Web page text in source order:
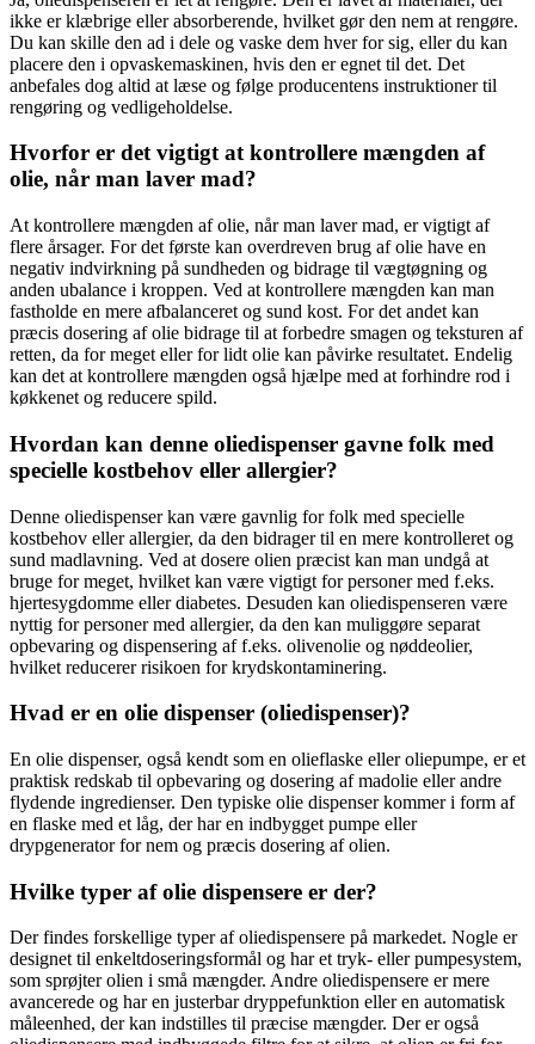
ikke er klæbrige eller absorberende, hvilket gør den nem at rengøre.
Du kan skille den ad i dele og vaske dem hver for sig, eller du kan
placere den i opvaskemaskinen, hvis den er egnet til det. Det
anbefales dog altid at læse og følge producentens instruktioner til
rengøring og vedligeholdelse.
Hvorfor er det vigtigt at kontrollere mængden af
olie, når man laver mad?
At kontrollere mængden af olie, når man laver mad, er vigtigt af
flere årsager. For det første kan overdreven brug af olie have en
negativ indvirkning på sundheden og bidrage til vægtøgning og
anden ubalance i kroppen. Ved at kontrollere mængden kan man
fastholde en mere afbalanceret og sund kost. For det andet kan
præcis dosering af olie bidrage til at forbedre smagen og teksturen af
retten, da for meget eller for lidt olie kan påvirke resultatet. Endelig
kan det at kontrollere mængden også hjælpe med at forhindre rod i
køkkenet og reducere spild.
Hvordan kan denne oliedispenser gavne folk med
specielle kostbehov eller allergier?
Denne oliedispenser kan være gavnlig for folk med specielle
kostbehov eller allergier, da den bidrager til en mere kontrolleret og
sund madlavning. Ved at dosere olien præcist kan man undgå at
bruge for meget, hvilket kan være vigtigt for personer med f.eks.
hjertesygdomme eller diabetes. Desuden kan oliedispenseren være
nyttig for personer med allergier, da den kan muliggøre separat
opbevaring og dispensering af f.eks. olivenolie og nøddeolier,
hvilket reducerer risikoen for krydskontaminering.
Hvad er en olie dispenser (oliedispenser)?
En olie dispenser, også kendt som en olieflaske eller oliepumpe, er et
praktisk redskab til opbevaring og dosering af madolie eller andre
flydende ingredienser. Den typiske olie dispenser kommer i form af
en flaske med et låg, der har en indbygget pumpe eller
drypgenerator for nem og præcis dosering af olien.
Hvilke typer af olie dispensere er der?
Der findes forskellige typer af oliedispensere på markedet. Nogle er
designet til enkeltdoseringsformål og har et tryk- eller pumpesystem,
som sprøjter olien i små mængder. Andre oliedispensere er mere
avancerede og har en justerbar dryppefunktion eller en automatisk
måleenhed, der kan indstilles til præcise mængder. Der er også